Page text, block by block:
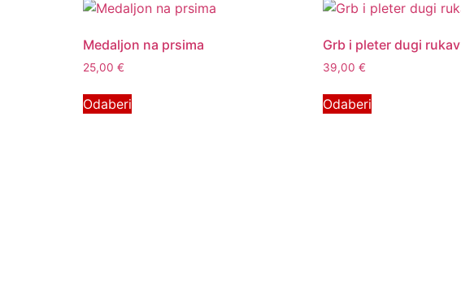
Medaljon na prsima
25,00 €
Odaberi
Grb i pleter dugi rukav
39,00 €
Odaberi